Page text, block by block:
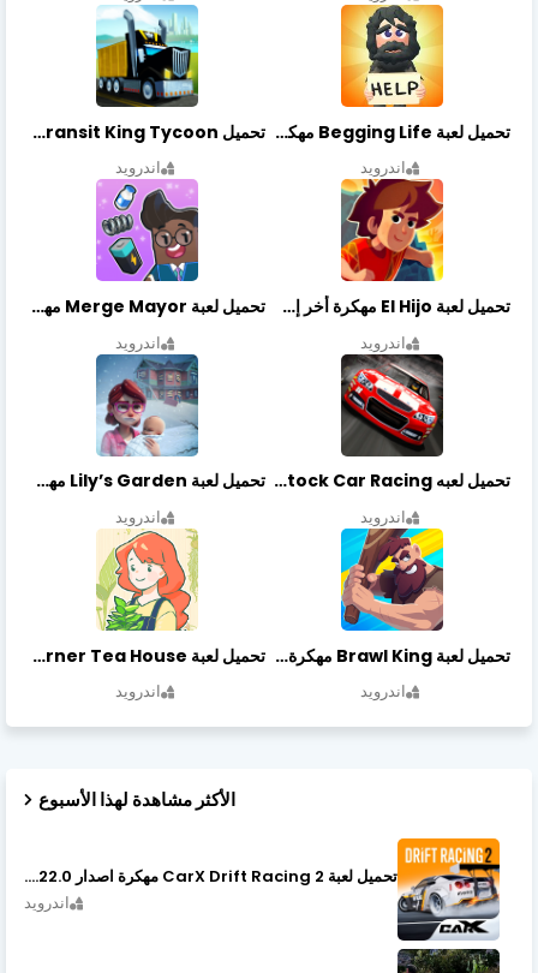
تحميل لعبة Begging Life مهكرة أخر إصدار
اندرويد
تحميل Transit King Tycoon مهكرة أخر إصدار
اندرويد
تحميل لعبة El Hijo مهكرة أخر إصدار
اندرويد
تحميل لعبة Merge Mayor مهكرة أخر إصدار
اندرويد
تحميل لعبه Stock Car Racing مهكرة أخر إصدار
اندرويد
تحميل لعبة Lily’s Garden مهكرة أخر إصدار
اندرويد
تحميل لعبة Brawl King مهكرة أخر إصدار
اندرويد
تحميل لعبة Little Corner Tea House مهكرة أخر إصدار
اندرويد
الأكثر مشاهدة لهذا الأسبوع
تحميل لعبة CarX Drift Racing 2 مهكرة اصدار v1.22.0
اندرويد